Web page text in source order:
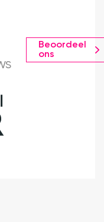
Beoordeel
ons